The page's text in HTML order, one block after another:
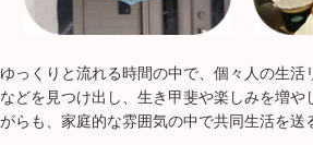
ゆっくりと流れる時間の中で、個々人の生活
などを見つけ出し、生き甲斐や楽しみを増や
がらも、家庭的な雰囲気の中で共同生活を送